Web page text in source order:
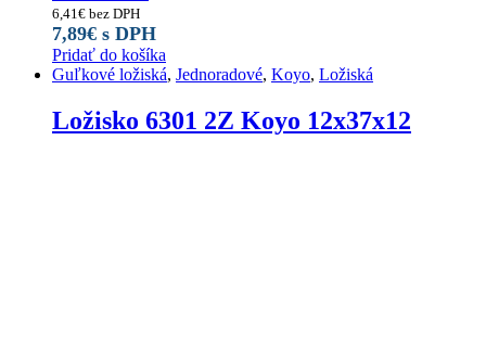
6,41€ bez DPH
7,89€ s DPH
Pridať do košíka
Guľkové ložiská, Jednoradové, Koyo, Ložiská
Ložisko 6301 2Z Koyo 12x37x12